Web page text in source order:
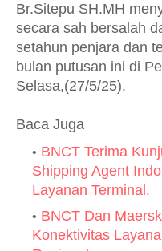
Br.Sitepu SH.MH
secara sah bersalah
setahun penjara dan
bulan putusan ini di
Selasa,(27/5/25).
Baca Juga
BNCT Terima
Shipping Agent
Layanan Terminal.
BNCT Dan
Konektivitas